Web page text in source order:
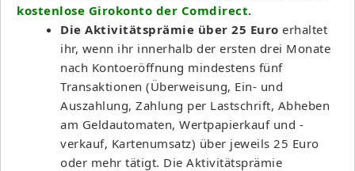
kostenlose Girokonto der Comdirect.
Die Aktivitätsprämie über 25 Euro erhaltet
ihr, wenn ihr innerhalb der ersten drei Monate
nach Kontoeröffnung mindestens fünf
Transaktionen (Überweisung, Ein- und
Auszahlung, Zahlung per Lastschrift, Abheben
am Geldautomaten, Wertpapierkauf und -
verkauf, Kartenumsatz) über jeweils 25 Euro
oder mehr tätigt. Die Aktivitätsprämie